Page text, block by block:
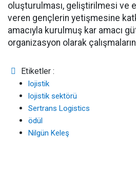
oluşturulması, geliştirilmesi ve
veren gençlerin yetişmesine
amacıyla kurulmuş kar amacı
organizasyon olarak
Etiketler :
lojistik
lojistik sektörü
Sertrans Logistics
ödül
Nilgün Keleş